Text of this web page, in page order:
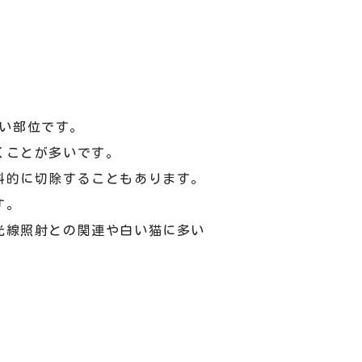
部位です。
とが多いです。
に切除することもあります。
照射との関連や白い猫に多い